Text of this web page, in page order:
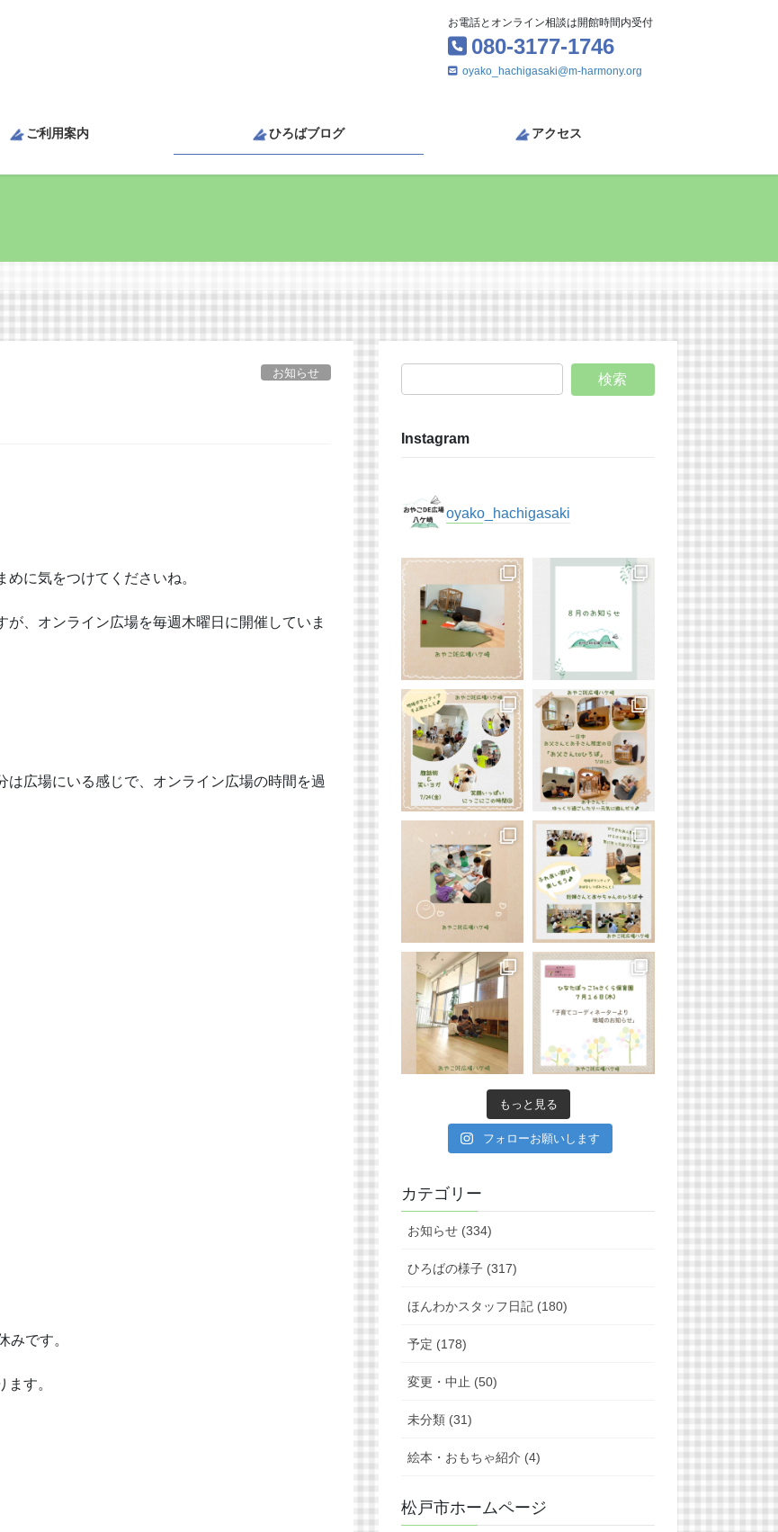
お電話とオンライン相談は開館時間内受付
080-3177-1746
oyako_hachigasaki@m-harmony.org
ご利用案内 ひろばブログ アクセス
お知らせ
に気をつけてくださいね。
、オンライン広場を毎週木曜日に開催していま
広場にいる感じで、オンライン広場の時間を過
みです。
す。
Instagram
oyako_hachigasaki
もっと見る
フォローお願いします
カテゴリー
お知らせ (334)
ひろばの様子 (317)
ほんわかスタッフ日記 (180)
予定 (178)
変更・中止 (50)
未分類 (31)
絵本・おもちゃ紹介 (4)
松戸市ホームページ